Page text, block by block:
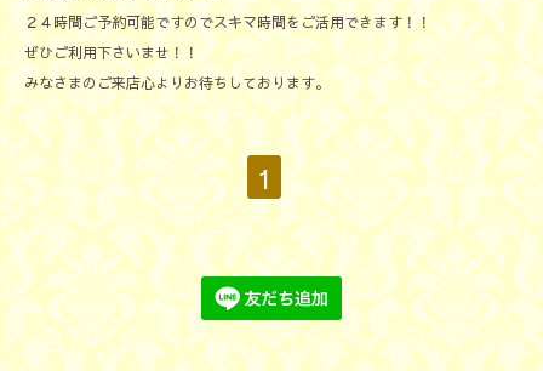
２４時間ご予約可能ですのでスキマ時間をご活用できます！！
ぜひご利用下さいませ！！
みなさまのご来店心よりお待ちしております。
1